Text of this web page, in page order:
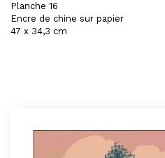
Planche 16
Encre de chine sur papier
47 x 34,3 cm